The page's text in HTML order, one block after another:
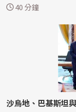
40 分鐘
沙烏地、巴基斯坦